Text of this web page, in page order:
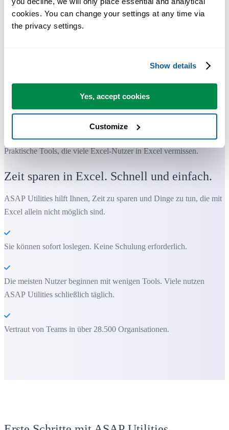
cookies. You can change your settings at any time via
the privacy settings.
Show details
Yes, accept cookies
Customize
Praktische Tools, die viele Excel-Nutzer in Excel vermissen.
Zeit sparen in Excel. Schnell und einfach.
ASAP Utilities hilft Ihnen, Zeit zu sparen und Dinge zu tun, die mit
Excel allein nicht möglich sind.
Sie können sofort loslegen. Keine Schulung erforderlich.
Die meisten Nutzer beginnen mit wenigen Tools. Viele nutzen
ASAP Utilities schließlich täglich.
Vertraut von Teams in über 28.500 Organisationen.